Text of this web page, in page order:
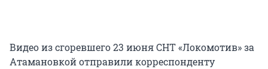
Видео из сгоревшего 23 июня СНТ «Локомотив» за
Атамановкой отправили корреспонденту